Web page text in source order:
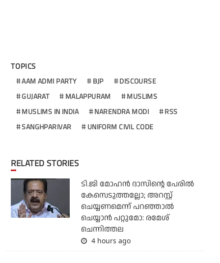
TOPICS
AAM ADMI PARTY BJP
DISCOURSE
GUJARAT
MALAPPURAM
MUSLIMS
MUSLIMS IN INDIA
NARENDRA MODI
RSS
SANGHPARIVAR
UNIFORM CIVIL CODE
RELATED STORIES
ടി.ജി മോഹന്‍ ദാസിന്റെ പേരില്‍
കേസെടുത്തല്ലോ; അറസ്റ്റ്
ചെയ്യണമെന്ന് പറഞ്ഞാല്‍
ചെയ്യാന്‍ പറ്റുമോ: രമേശ്
ചെന്നിത്തല
4 hours ago